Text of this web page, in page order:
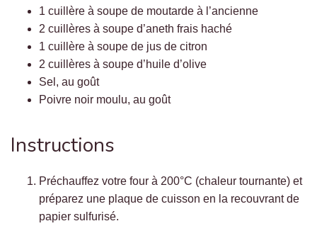
1 cuillère à soupe de moutarde à l’ancienne
2 cuillères à soupe d’aneth frais haché
1 cuillère à soupe de jus de citron
2 cuillères à soupe d’huile d’olive
Sel, au goût
Poivre noir moulu, au goût
Instructions
Préchauffez votre four à 200°C (chaleur tournante) et
préparez une plaque de cuisson en la recouvrant de
papier sulfurisé.